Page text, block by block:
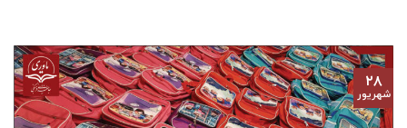
۲۸
شهریور